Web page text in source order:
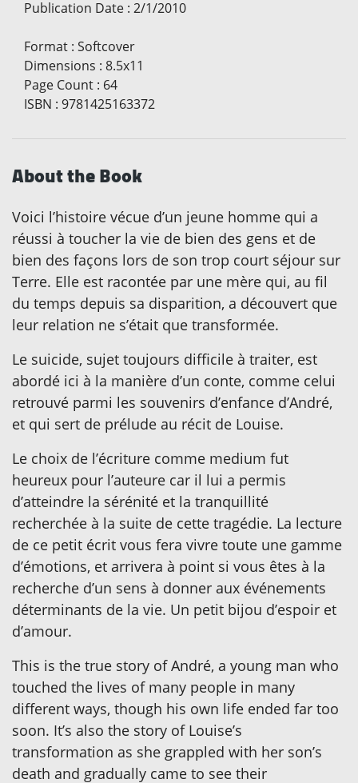
Publication Date : 2/1/2010
Format : Softcover
Dimensions : 8.5x11
Page Count : 64
ISBN : 9781425163372
About the Book
Voici l’histoire vécue d’un jeune homme qui a
réussi à toucher la vie de bien des gens et de
bien des façons lors de son trop court séjour sur
Terre. Elle est racontée par une mère qui, au fil
du temps depuis sa disparition, a découvert que
leur relation ne s’était que transformée.
Le suicide, sujet toujours difficile à traiter, est
abordé ici à la manière d’un conte, comme celui
retrouvé parmi les souvenirs d’enfance d’André,
et qui sert de prélude au récit de Louise.
Le choix de l’écriture comme medium fut
heureux pour l’auteure car il lui a permis
d’atteindre la sérénité et la tranquillité
recherchée à la suite de cette tragédie. La lecture
de ce petit écrit vous fera vivre toute une gamme
d’émotions, et arrivera à point si vous êtes à la
recherche d’un sens à donner aux événements
déterminants de la vie. Un petit bijou d’espoir et
d’amour.
This is the true story of André, a young man who
touched the lives of many people in many
different ways, though his own life ended far too
soon. It’s also the story of Louise’s
transformation as she grappled with her son’s
death and gradually came to see their